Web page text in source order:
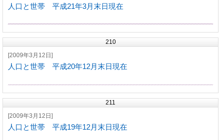
人口と世帯 平成21年3月末日現在
210
[2009年3月12日]
人口と世帯 平成20年12月末日現在
211
[2009年3月12日]
人口と世帯 平成19年12月末日現在